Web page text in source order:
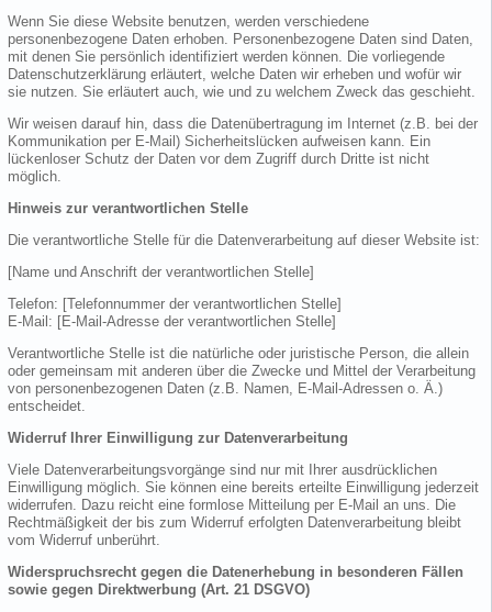
Wenn Sie diese Website benutzen, werden verschiedene
personenbezogene Daten erhoben. Personenbezogene Daten sind Daten,
mit denen Sie persönlich identifiziert werden können. Die vorliegende
Datenschutzerklärung erläutert, welche Daten wir erheben und wofür wir
sie nutzen. Sie erläutert auch, wie und zu welchem Zweck das geschieht.
Wir weisen darauf hin, dass die Datenübertragung im Internet (z.B. bei der
Kommunikation per E-Mail) Sicherheitslücken aufweisen kann. Ein
lückenloser Schutz der Daten vor dem Zugriff durch Dritte ist nicht
möglich.
Hinweis zur verantwortlichen Stelle
Die verantwortliche Stelle für die Datenverarbeitung auf dieser Website ist:
[Name und Anschrift der verantwortlichen Stelle]
Telefon: [Telefonnummer der verantwortlichen Stelle]
E-Mail: [E-Mail-Adresse der verantwortlichen Stelle]
Verantwortliche Stelle ist die natürliche oder juristische Person, die allein
oder gemeinsam mit anderen über die Zwecke und Mittel der Verarbeitung
von personenbezogenen Daten (z.B. Namen, E-Mail-Adressen o. Ä.)
entscheidet.
Widerruf Ihrer Einwilligung zur Datenverarbeitung
Viele Datenverarbeitungsvorgänge sind nur mit Ihrer ausdrücklichen
Einwilligung möglich. Sie können eine bereits erteilte Einwilligung jederzeit
widerrufen. Dazu reicht eine formlose Mitteilung per E-Mail an uns. Die
Rechtmäßigkeit der bis zum Widerruf erfolgten Datenverarbeitung bleibt
vom Widerruf unberührt.
Widerspruchsrecht gegen die Datenerhebung in besonderen Fällen
sowie gegen Direktwerbung (Art. 21 DSGVO)